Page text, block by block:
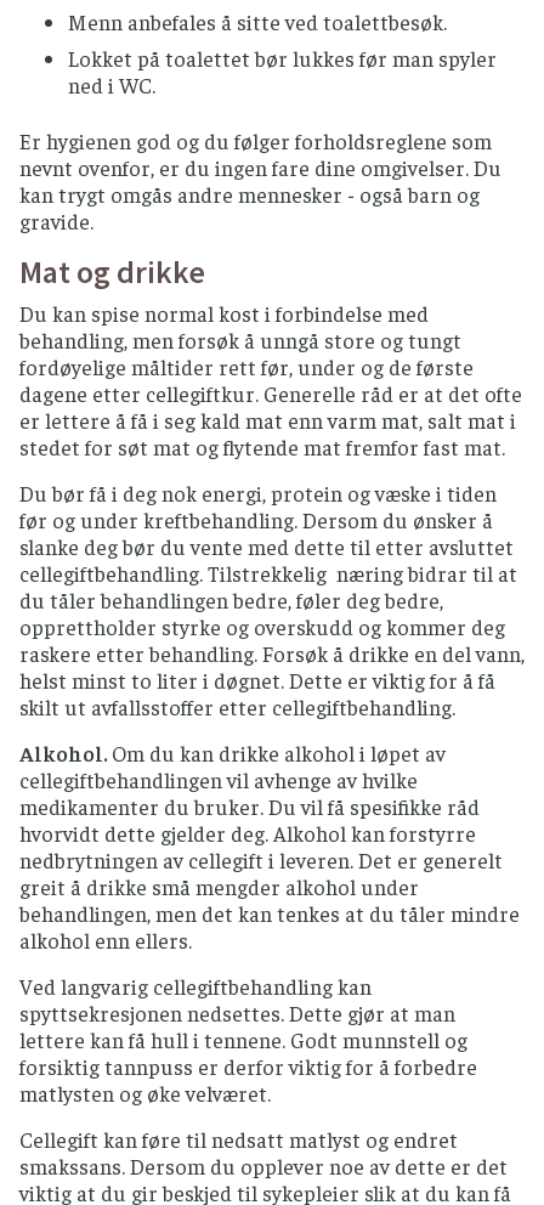
Hold rå og ferdiglaget mat atskilt.
Skyll frukt og grønnsaker grundig med
rennende vann.
Personer som lager eller håndterer maten
skal være friske (ikke ha magesyke, være
forkjølet eller ha betente sår på hendende).
Mikrobølgeovnmat bør røres rundt og la stå i
Ferdigstekte produkter fra produsent skal
gjennomvarmes (følg tilberedningsmetoden
som står på pakning)
TEMPERATUR OG OPPBEVARING
Mat som skal stekes, kokes eller varmes, bør
serveres rykende varmt.
Kjøtt- og fiskepålegg skal serveres så tidlig
som mulig i holdbarhetstiden og åpnende
pakker oppbevares kjølig i lukkede bokser.
Ikke la maten stå ute i romtemperatur i over
2 timer.
Pasta, ris, bulgur og couscous skal nedkjøles
så raskt som mulig, settes i kjøleskap og ikke
oppbevares i romtemperatur.
eksempel settes gryten i kaldt vann eller
fordel maten i flere mindre og gjerne flate
bokser.
Mat som fryses skal i fryseren så raskt som
mulig og oppbevares ved – 18 °C eller kaldere,
men husk at frysing av mat ikke gjør at
mikroorganismer blir borte.
Menn anbefales å sitte ved toalettbesøk.
Lokket på toalettet bør lukkes før man spyler
ned i WC.
Er hygienen god og du følger forholdsreglene som
nevnt ovenfor, er du ingen fare dine omgivelser. Du
kan trygt omgås andre mennesker - også barn og
gravide.
Mat og drikke
Du kan spise normal kost i forbindelse med
behandling, men forsøk å unngå store og tungt
fordøyelige måltider rett før, under og de første
dagene etter cellegiftkur. Generelle råd er at det ofte
er lettere å få i seg kald mat enn varm mat, salt mat i
stedet for søt mat og flytende mat fremfor fast mat.
Du bør få i deg nok energi, protein og væske i tiden
før og under kreftbehandling. Dersom du ønsker å
slanke deg bør du vente med dette til etter avsluttet
cellegiftbehandling. Tilstrekkelig næring bidrar til at
du tåler behandlingen bedre, føler deg bedre,
opprettholder styrke og overskudd og kommer deg
raskere etter behandling. Forsøk å drikke en del vann,
helst minst to liter i døgnet. Dette er viktig for å få
skilt ut avfallsstoffer etter cellegiftbehandling.
Alkohol.Om du kan drikke alkohol i løpet av
cellegiftbehandlingen vil avhenge av hvilke
medikamenter du bruker. Du vil få spesifikke råd
hvorvidt dette gjelder deg. Alkohol kan forstyrre
nedbrytningen av cellegift i leveren. Det er generelt
greit å drikke små mengder alkohol under
behandlingen, men det kan tenkes at du tåler mindre
alkohol enn ellers.
Ved langvarig cellegiftbehandling kan
spyttsekresjonen nedsettes. Dette gjør at man
lettere kan få hull i tennene. Godt munnstell og
forsiktig tannpuss er derfor viktig for å forbedre
matlysten og øke velværet.
Cellegift kan føre til nedsatt matlyst og endret
smakssans. Dersom du opplever noe av dette er det
viktig at du gir beskjed til sykepleier slik at du kan få